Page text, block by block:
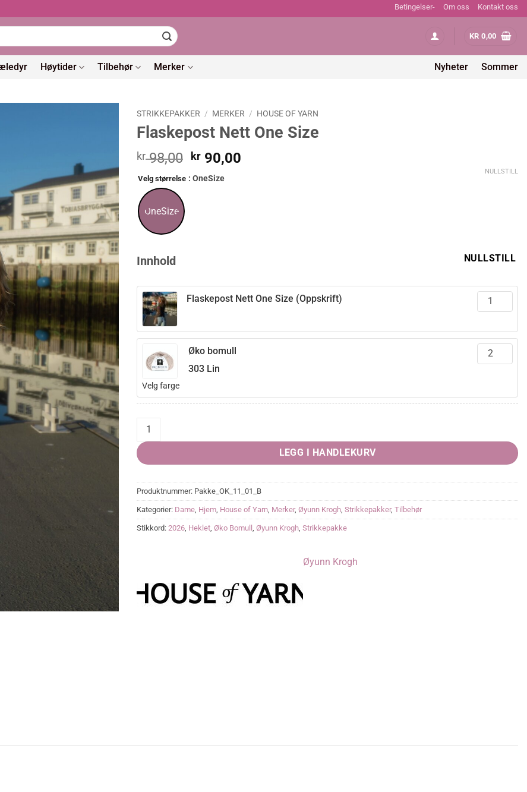
Betingelser- Om oss Kontakt oss
KR 0,00
Høytider Tilbehør Merker Nyheter Sommer
STRIKKEPAKKER / MERKER / HOUSE OF YARN
Flaskepost Nett One Size
kr98,00 Opprinnelig
pris
var:
kr 90,00
Velg størrelse : OneSize
OneSize
NULLSTILL
Innhold NULLSTILL
Flaskepost Nett One Size (Oppskrift)
Velg farge
Øko bomull
303 Lin
Flaskepost Nett One Size quantity
LEGG I HANDLEKURV
Produktnummer: Pakke_OK_11_01_B
Kategorier: Dame Hjem House of Yarn Merker, Øyunn Krogh Strikkepakker, Tilbehør
Stikkord: 2026 Heklet Øko Bomull Øyunn Krogh Strikkepakke
Øyunn Krogh